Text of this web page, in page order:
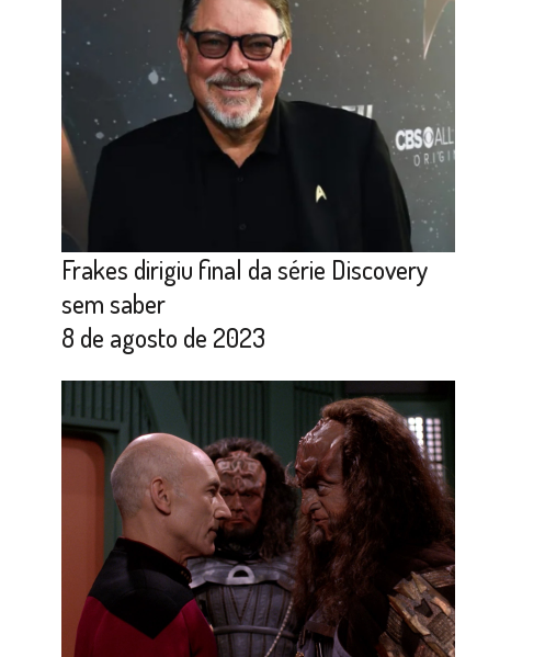
Frakes dirigiu final da série Discovery
sem saber
8 de agosto de 2023